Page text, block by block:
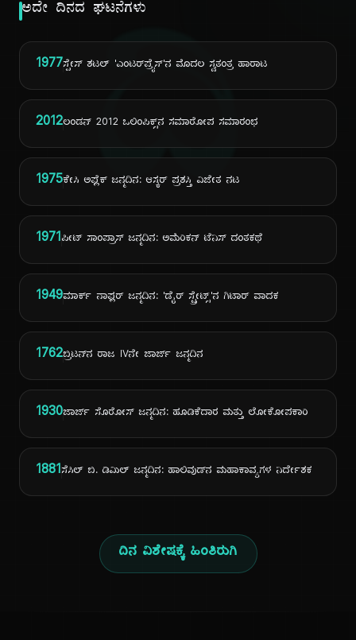
ದಿ
ಅದೇ ದಿನದ ಘಟನೆಗಳು
1977ಸ್ಪೇಸ್ ಶಟಲ್ 'ಎಂಟರ್‌ಪ್ರೈಸ್'ನ ಮೊದಲ ಸ್ವತಂತ್ರ ಹಾರಾಟ
2012ಲಂಡನ್ 2012 ಒಲಿಂಪಿಕ್ಸ್‌ನ ಸಮಾರೋಪ ಸಮಾರಂಭ
1975ಕೇಸಿ ಅಫ್ಲೆಕ್ ಜನ್ಮದಿನ: ಆಸ್ಕರ್ ಪ್ರಶಸ್ತಿ ವಿಜೇತ ನಟ
1971ಪೀಟ್ ಸಾಂಪ್ರಾಸ್ ಜನ್ಮದಿನ: ಅಮೆರಿಕನ್ ಟೆನಿಸ್ ದಂತಕಥೆ
1949ಮಾರ್ಕ್ ನಾಫ್ಲರ್ ಜನ್ಮದಿನ: 'ಡೈರ್ ಸ್ಟ್ರೇಟ್ಸ್'ನ ಗಿಟಾರ್ ವಾದಕ
1762ಬ್ರಿಟನ್‌ನ ರಾಜ IVನೇ ಜಾರ್ಜ್ ಜನ್ಮದಿನ
1930ಜಾರ್ಜ್ ಸೊರೋಸ್ ಜನ್ಮದಿನ: ಹೂಡಿಕೆದಾರ ಮತ್ತು ಲೋಕೋಪಕಾರಿ
1881ಸೆಸಿಲ್ ಬಿ. ಡಿಮಿಲ್ ಜನ್ಮದಿನ: ಹಾಲಿವುಡ್‌ನ ಮಹಾಕಾವ್ಯಗಳ ನಿರ್ದೇಶಕ
ದಿನ ವಿಶೇಷಕ್ಕೆ ಹಿಂತಿರುಗಿ